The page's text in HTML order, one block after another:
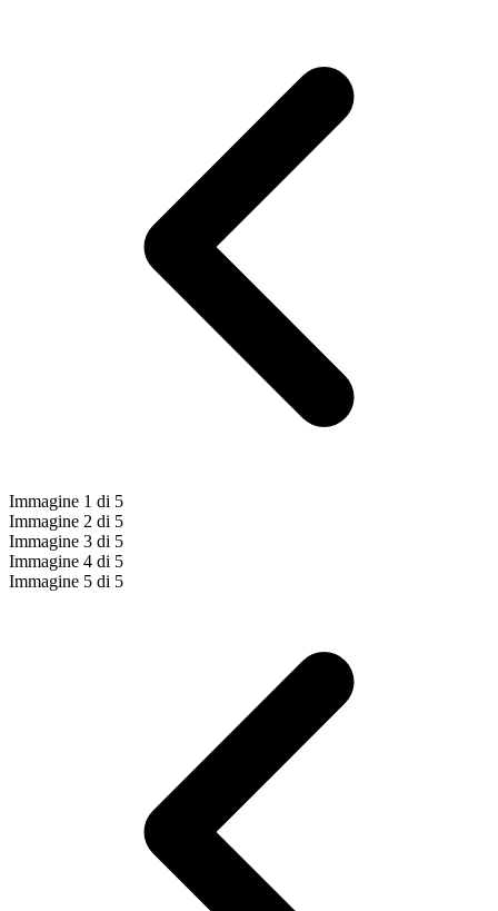
Immagine 1 di 5
Immagine 2 di 5
Immagine 3 di 5
Immagine 4 di 5
Immagine 5 di 5